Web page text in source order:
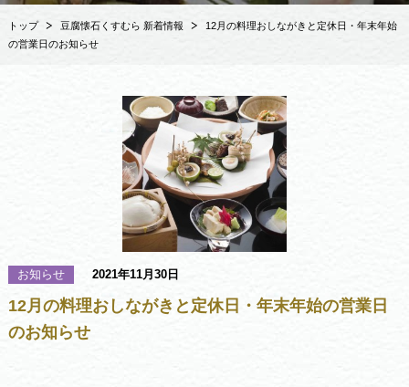
トップ 豆腐懐石くすむら 新着情報
12月の料理おしながきと定休日・年末年始
の営業日のお知らせ
お知らせ 2021年11月30日
12月の料理おしながきと定休日・年末年始の営業日
のお知らせ